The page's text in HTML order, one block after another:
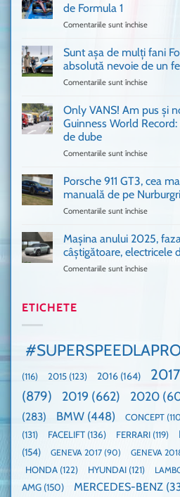
văzut
de Formula 1
Comentariile sunt închise
a
în
mașină
Ferrari
Sunt așa de mulți fani
absolută nevoie de un
Comentariile sunt închise
așa
mulți
în
UK,
nevoie
de
Only VANS! Am pus și
Guinness World
de dube
Comentariile sunt închise
VANS!
Am
pus
umărul
cu
mai
mare
paradă
de
dube
Porsche 911 GT3, cea
manuală de pe
Comentariile sunt închise
911
GT3,
cea
pe
Mașina anului 2025,
câștigătoare, electricele
Comentariile sunt închise
EV3
domină
WCOTY
ETICHETE
(116) 2015 (123) 2016 (164) 2017
(879)
2019 (662) 2020
(283)
BMW (448) CONCEPT
(131)
FACELIFT (136) FERRARI (119)
(154)
GENEVA 2017 (90) GENEVA
HONDA (122) HYUNDAI (121)
AMG (150) MERCEDES-BENZ